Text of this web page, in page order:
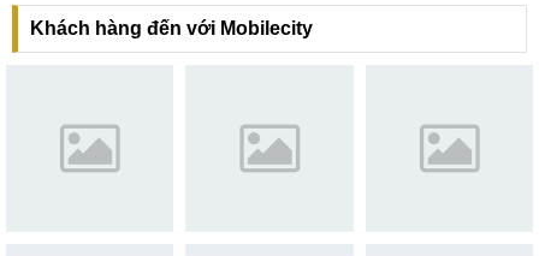
Không nhận sạc pin hoặc sạc vào nhưng pin rất nhanh
hết dù chỉ sử dụng ít.
Sạc máy rất lâu nhưng không thể khởi động lên được.
Khách hàng đến với Mobilecity